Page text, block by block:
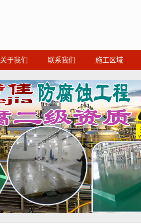
关于我们 联系我们 施工区域